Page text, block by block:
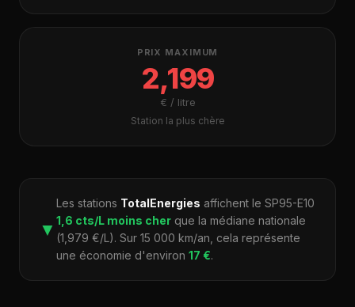
PRIX MAXIMUM
2,199
€ / litre
Station la plus chère
▼
Les stations TotalEnergies affichent le SP95-E10
1,6 cts/L moins cher que la médiane nationale
(1,979 €/L). Sur 15 000 km/an, cela représente
une économie d'environ 17 €.